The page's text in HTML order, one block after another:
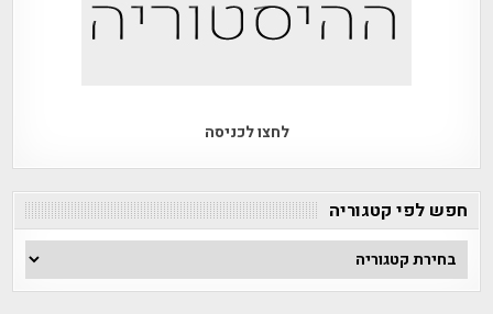
לחצו לכניסה
חפש לפי קטגוריה
חפש
לפי
קטגוריה